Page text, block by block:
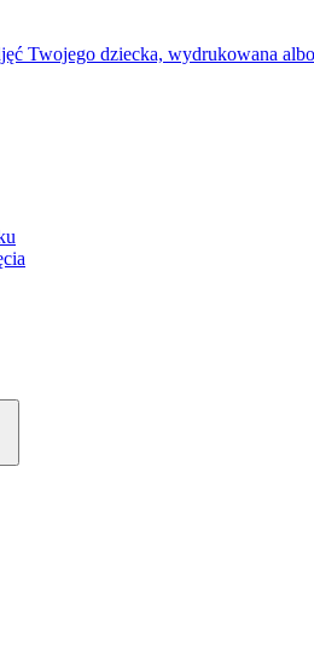
Twojego dziecka, wydrukowana